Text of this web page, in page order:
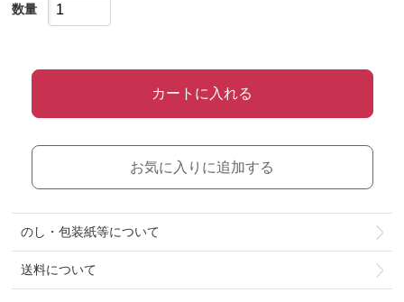
数量
カートに入れる
お気に入りに追加する
のし・包装紙等について
送料について